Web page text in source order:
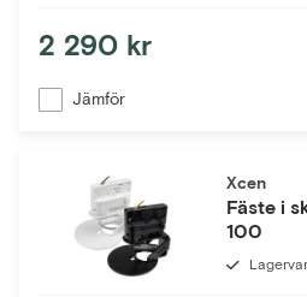
2 290 kr
Jämför
Xcen
Fäste i
100